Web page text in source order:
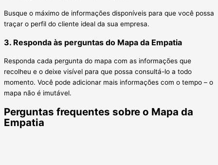
Busque o máximo de informações disponíveis para que você possa
traçar o perfil do cliente ideal da sua empresa.
3. Responda às perguntas do Mapa da Empatia
Responda cada pergunta do mapa com as informações que
recolheu e o deixe visível para que possa consultá-lo a todo
momento. Você pode adicionar mais informações com o tempo – o
mapa não é imutável.
Perguntas frequentes sobre o Mapa da
Empatia